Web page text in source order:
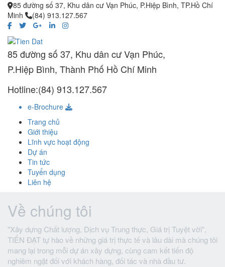
85 đường số 37, Khu dân cư Vạn Phúc, P.Hiệp Bình, TP.Hồ Chí
Minh
(84) 913.127.567
85 đường số 37, Khu dân cư Vạn Phúc,
P.Hiệp Bình, Thành Phố Hồ Chí Minh
Hotline:(84) 913.127.567
e-Brochure
Trang chủ
Giới thiệu
Lĩnh vực hoạt động
Dự án
Tin tức
Tuyển dụng
Liên hệ
Về chúng tôi
"Xây dựng Chất lượng, Dịch vụ Trung thực, Giá trị Tuyệt vời",
TIẾN ĐẠT tự hào về những giá trị thực tế và lâu dài mà chúng tôi
mang lại trong mỗi dự án xây dựng, cùng cam kết tiến độ
nghiêm ngặt đối với khách hàng, đối tác và nhà đầu tư.